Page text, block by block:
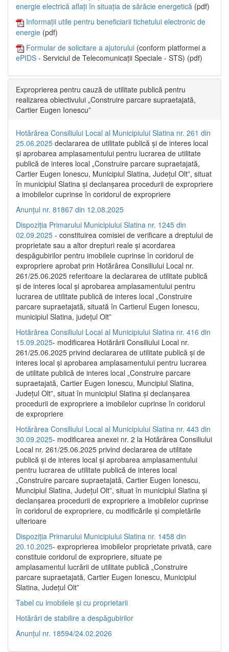
energie electrică aflați în situația de sărăcie energetică (pdf)
Informații utile pentru beneficiarii tichetului electronic de
energie (pdf)
Formular de solicitare a ajutorului (conform platformei a
ePIDS - Serviciul de Telecomunicații Speciale - STS) (pdf)
Exproprierea pentru cauză de utilitate publică pentru
realizarea obiectivului „Construire parcare supraetajată,
Cartier Eugen Ionescu”
Hotărârea Consiliului Local al Municipiului Slatina nr. 261 din
25.06.2025 declararea de utilitate publică și de interes local
și aprobarea amplasamentului pentru lucrarea de utilitate
publică de interes local „Construire parcare supraetajată,
Cartier Eugen Ionescu, Municipiul Slatina, Județul Olt”, situat
în municipiul Slatina și declanșarea procedurii de expropriere
a imobilelor cuprinse în coridorul de expropriere
Anunțul nr. 81867 din 12.08.2025
Dispoziția Primarului Municipiului Slatina nr. 1245 din
02.09.2025 - constituirea comisiei de verificare a dreptului de
proprietate sau a altor drepturi reale și acordarea
despăgubirilor pentru imobilele cuprinse în coridorul de
expropriere aprobat prin Hotărârea Consiliului Local nr.
261/25.06.2025 referitoare la declararea de utilitate publică
și de interes local și aprobarea amplasamentului pentru
lucrarea de utilitate publică de interes local „Construire
parcare supraetajată, situată în Cartierul Eugen Ionescu,
municipiul Slatina, județul Olt”
Hotărârea Consiliului Local al Municipiului Slatina nr. 416 din
15.09.2025- modificarea Hotărârii Consiliului Local nr.
261/25.06.2025 privind declararea de utilitate publică și de
interes local și aprobarea amplasamentului pentru lucrarea
de utilitate publică de interes local „Construire parcare
supraetajată, Cartier Eugen Ionescu, Muncipiul Slatina,
Județul Olt”, situat în municipiul Slatina și declanșarea
procedurii de expropriere a imobilelor cuprinse în coridorul
de expropriere
Hotărârea Consiliului Local al Municipiului Slatina nr. 443 din
30.09.2025- modificarea anexei nr. 2 la Hotărârea Consiliului
Local nr. 261/25.06.2025 privind declararea de utilitate
publică şi de interes local şi aprobarea amplasamentului
pentru lucrarea de utilitate publică de interes local
„Construire parcare supraetajată, Cartier Eugen Ionescu,
Muncipiul Slatina, Judeţul Olt”, situat în municipiul Slatina şi
declanşarea procedurii de expropriere a imobilelor cuprinse
în coridorul de expropriere, cu modificările şi completările
ulterioare
Dispoziția Primarului Municipiului Slatina nr. 1458 din
20.10.2025- exproprierea imobilelor proprietate privată, care
constituie coridorul de expropriere, situate pe
amplasamentul lucrării de utilitate publică „Construire
parcare supraetajată, Cartier Eugen Ionescu, Municipiul
Slatina, Județul Olt”
Tabel cu imobilele și cu proprietarii
Hotărâri de stabilire a despăgubirilor
Anunțul nr. 18594/24.02.2026